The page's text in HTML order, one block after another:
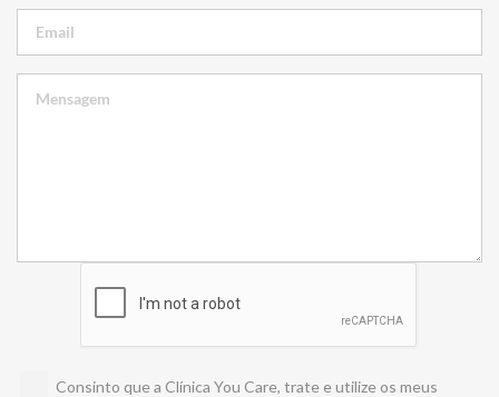
Consinto que a Clínica You Care, trate e utilize os meus